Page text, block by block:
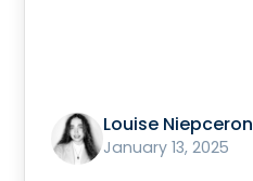
Louise Niepceron
January 13, 2025